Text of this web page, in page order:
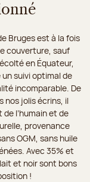
Bruges est à la fois
couverture, sauf
en Équateur,
suivi optimal de
incomparable. De
nos jolis écrins, il
l’humain et de
provenance
OGM, sans huile
Avec 35% et
et noir sont bons
!